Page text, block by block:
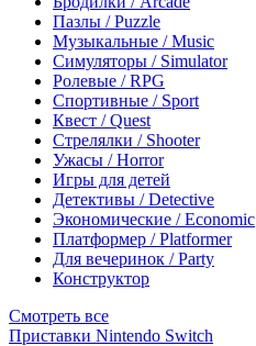
Пазлы / Puzzle
Музыкальные / Music
Симуляторы / Simulator
Ролевые / RPG
Спортивные / Sport
Квест / Quest
Стрелялки / Shooter
Ужасы / Horror
Игры для детей
Детективы / Detective
Экономические / Economic
Платформер / Platformer
Для вечеринок / Party
Конструктор
Смотреть все
Приставки Nintendo Switch